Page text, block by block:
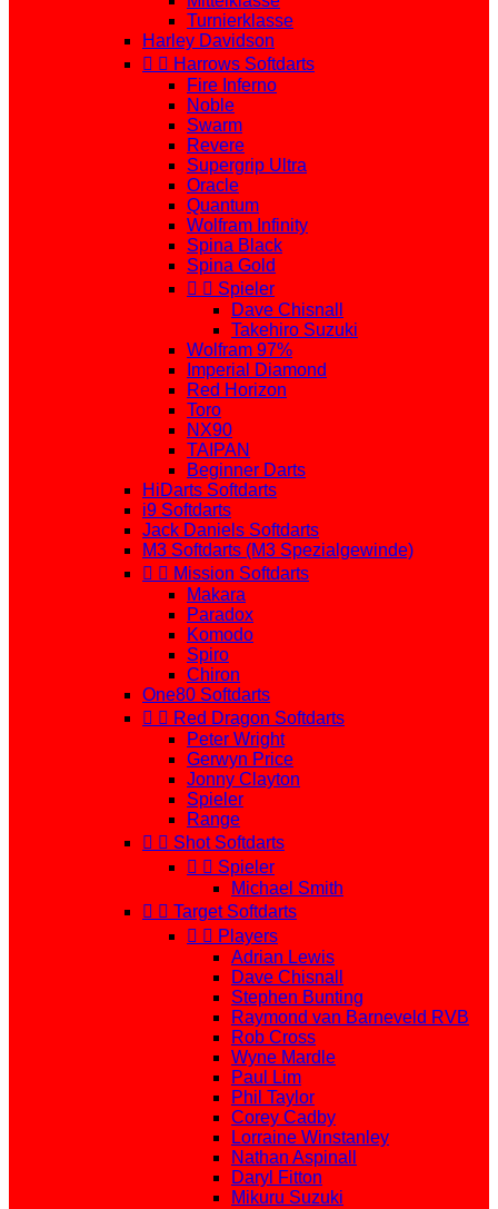
Turnierklasse
Harley Davidson
  Harrows Softdarts
Fire Inferno
Noble
Swarm
Revere
Supergrip Ultra
Oracle
Quantum
Wolfram Infinity
Spina Black
Spina Gold
  Spieler
Dave Chisnall
Takehiro Suzuki
Wolfram 97%
Imperial Diamond
Red Horizon
Toro
NX90
TAIPAN
Beginner Darts
HiDarts Softdarts
i9 Softdarts
Jack Daniels Softdarts
M3 Softdarts (M3 Spezialgewinde)
  Mission Softdarts
Makara
Paradox
Komodo
Spiro
Chiron
One80 Softdarts
  Red Dragon Softdarts
Peter Wright
Gerwyn Price
Jonny Clayton
Spieler
Range
  Shot Softdarts
  Spieler
Michael Smith
  Target Softdarts
  Players
Adrian Lewis
Dave Chisnall
Stephen Bunting
Raymond van Barneveld RVB
Rob Cross
Wyne Mardle
Paul Lim
Phil Taylor
Corey Cadby
Lorraine Winstanley
Nathan Aspinall
Daryl Fitton
Mikuru Suzuki